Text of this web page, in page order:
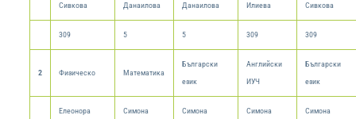
Сивкова
Данаилова
Данаилова
Илиева
Сивкова
309 5 5 309 309
2 Физическо Математика
Български
език
Английски
ИУЧ
Български
език
Елеонора
Симона
Симона
Симона
Симона